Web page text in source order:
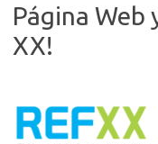
Página Web
XX!